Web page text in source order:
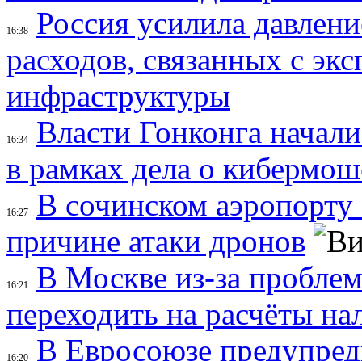
16:38
Россия усилила
расходов, связанных с
инфраструктуры
16:34
Власти Гонконга
в рамках дела о
16:27
В сочинском
причине атаки дронов
16:21
В Москве из-за
переходить на расчёты
16:20
В Евросоюзе